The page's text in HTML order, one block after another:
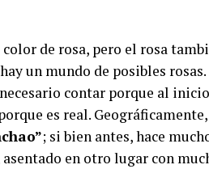
color de rosa, pero el rosa
un mundo de posibles
contar porque al
es real. Geográficamente,
; si bien antes, hace
en otro lugar con